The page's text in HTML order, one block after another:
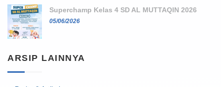
Superchamp Kelas 4 SD AL MUTTAQIN 2026
05/06/2026
ARSIP LAINNYA